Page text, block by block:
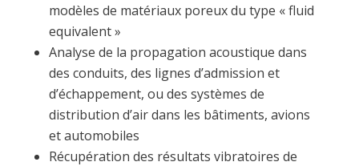
modèles de matériaux poreux du type « fluid
equivalent »
Analyse de la propagation acoustique dans
des conduits, des lignes d’admission et
d’échappement, ou des systèmes de
distribution d’air dans les bâtiments, avions
et automobiles
Récupération des résultats vibratoires de